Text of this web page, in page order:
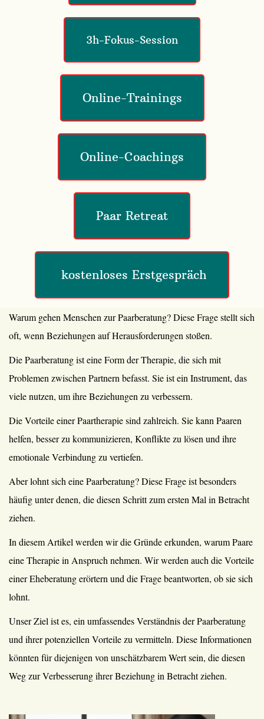
3h-Fokus-Session
Online-Trainings
Online-Coachings
Paar Retreat
kostenloses Erstgespräch
Warum gehen Menschen zur Paarberatung? Diese Frage stellt sich
oft, wenn Beziehungen auf Herausforderungen stoßen.
Die Paarberatung ist eine Form der Therapie, die sich mit
Problemen zwischen Partnern befasst. Sie ist ein Instrument, das
viele nutzen, um ihre Beziehungen zu verbessern.
Die Vorteile einer Paartherapie sind zahlreich. Sie kann Paaren
helfen, besser zu kommunizieren, Konflikte zu lösen und ihre
emotionale Verbindung zu vertiefen.
Aber lohnt sich eine Paarberatung? Diese Frage ist besonders
häufig unter denen, die diesen Schritt zum ersten Mal in Betracht
ziehen.
In diesem Artikel werden wir die Gründe erkunden, warum Paare
eine Therapie in Anspruch nehmen. Wir werden auch die Vorteile
einer Eheberatung erörtern und die Frage beantworten, ob sie sich
lohnt.
Unser Ziel ist es, ein umfassendes Verständnis der Paarberatung
und ihrer potenziellen Vorteile zu vermitteln. Diese Informationen
könnten für diejenigen von unschätzbarem Wert sein, die diesen
Weg zur Verbesserung ihrer Beziehung in Betracht ziehen.